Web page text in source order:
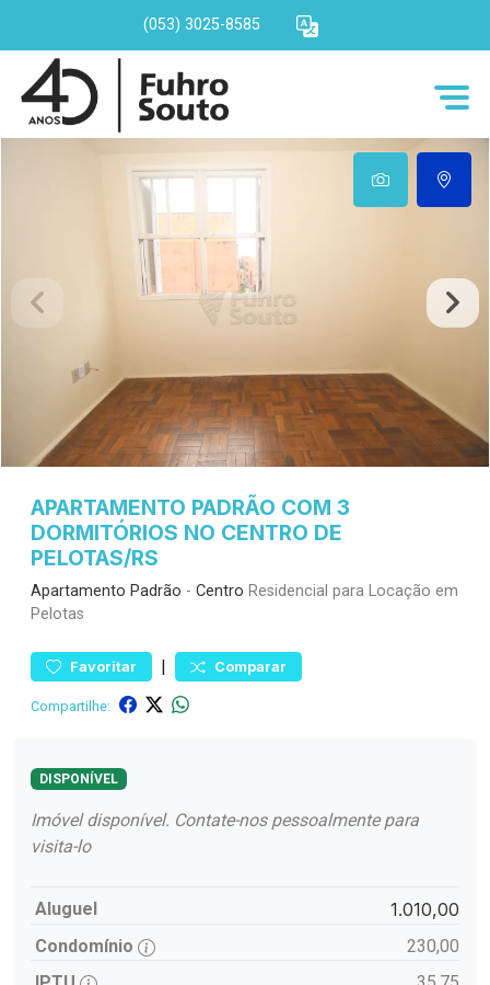
(053) 3025-8585
APARTAMENTO PADRÃO COM 3
DORMITÓRIOS NO CENTRO DE
PELOTAS/RS
Apartamento Padrão - Centro Residencial para Locação em
Pelotas
Favoritar | Comparar
Compartilhe:
DISPONÍVEL
Imóvel disponível. Contate-nos pessoalmente para
visita-lo
Aluguel 1.010,00
Condomínio
230,00